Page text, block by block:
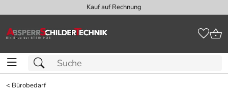
Kauf auf Rechnung
< Bürobedarf